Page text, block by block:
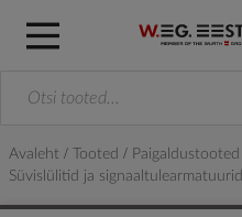
Avaleht Tooted
Paigaldustooted
Süvislülitid ja signaaltulearmatuurid